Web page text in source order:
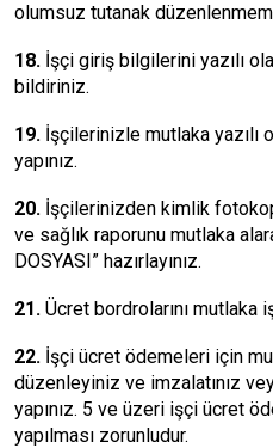
olumsuz tutanak
18. İşçi giriş bilgilerini yazılı
bildiriniz.
19. İşçilerinizle mutlaka yazılı
yapınız.
20. İşçilerinizden kimlik
ve sağlık raporunu mutlaka
DOSYASI” hazırlayınız.
21. Ücret bordrolarını mutlaka
22. İşçi ücret ödemeleri için
düzenleyiniz ve imzalatınız
yapınız. 5 ve üzeri işçi ücret
yapılması zorunludur.